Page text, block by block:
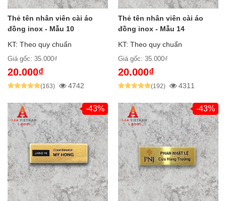
Thẻ tên nhân viên cài áo
đồng inox - Mẫu 10
KT: Theo quy chuẩn
Giá gốc: 35.000₫
20.000₫
(163) 4742
Thẻ tên nhân viên cài áo
đồng inox - Mẫu 14
KT: Theo quy chuẩn
Giá gốc: 35.000₫
20.000₫
(192) 4311
-43% -43%